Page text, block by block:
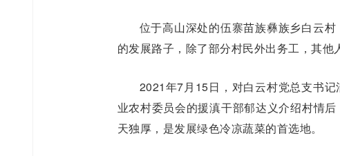
位于高山深处的伍寨苗族彝族乡白云
的发展路子，除了部分村民外出务工，其他
2021年7月15日，对白云村党总支书
业农村委员会的援滇干部郁达义介绍村情
天独厚，是发展绿色冷凉蔬菜的首选地。